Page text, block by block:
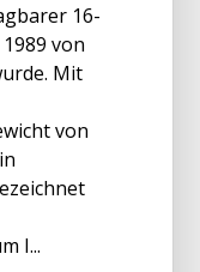
16-
von
Mit
von
I...